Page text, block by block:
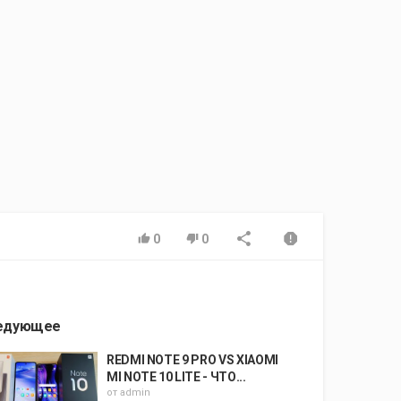
0 0
REDMI NOTE 9 PRO VS XIAOMI
MI NOTE 10 LITE - ЧТО...
от admin